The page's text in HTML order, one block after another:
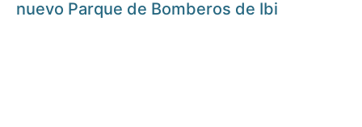
nuevo Parque de Bomberos de Ibi